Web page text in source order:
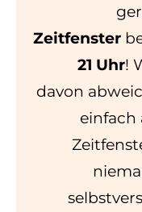
Zeitfenster
21 Uhr!
davon
einfach